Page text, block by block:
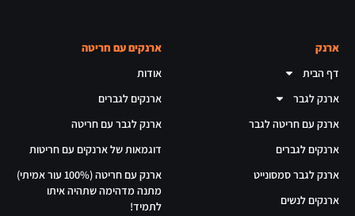
ארנק
דף הבית
ארנק לגבר
ארנק עם חריטה לגבר
ארנקים לגברים
ארנק לגבר סמסונייט
ארנקים לנשים
ארנקים עם חריטה
אודות
ארנקים לגברים
ארנק לגבר עם חריטה
דוגמאות של ארנקים עם חריטות
ארנק עם חריטה (100% עור אמיתי)
מתנה מדהימה שתהיה איתו
לתמיד!